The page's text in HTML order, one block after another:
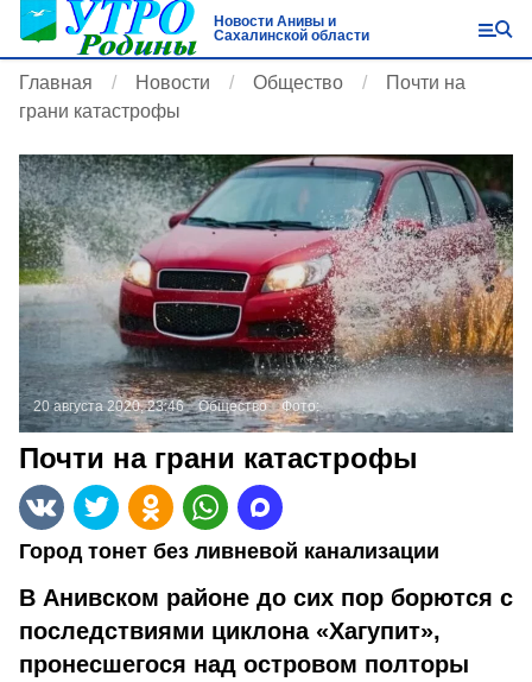
Новости Анивы и
Сахалинской области
Главная Новости Общество
Почти на
грани катастрофы
20 августа 2020, 23:46 Общество Фото:
Почти на грани катастрофы
Город тонет без ливневой канализации
В Анивском районе до сих пор борются с
последствиями циклона «Хагупит»,
пронесшегося над островом полторы